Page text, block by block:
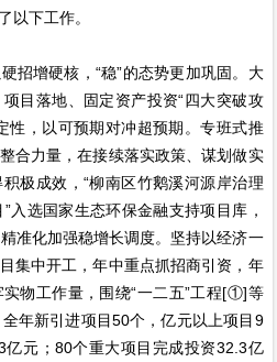
以下工作。
招增硬核，“稳”的态势更加巩固。大
目落地、固定资产投资“四大突破攻
性，以可预期对冲超预期。专班式推
合力量，在接续落实政策、谋划做实
极成效，“柳南区竹鹅溪河源岸治理
入选国家生态环保金融支持项目库，
准化加强稳增长调度。坚持以经济一
集中开工，年中重点抓招商引资，年
物工作量，围绕“一二五”工程[①]等
年新引进项目50个，亿元以上项目9
元；80个重大项目完成投资32.3亿